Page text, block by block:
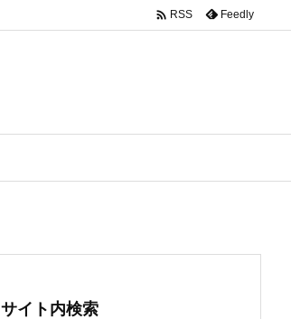
 RSS Feedly
サイト内検索